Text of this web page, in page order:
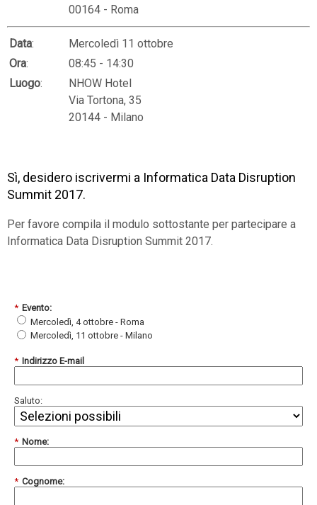
00164 - Roma
Data:
Mercoledì 11 ottobre
Ora:
08:45 - 14:30
Luogo:
NHOW Hotel
Via Tortona, 35
20144 - Milano
Sì, desidero iscrivermi a Informatica Data Disruption
Summit 2017.
Per favore compila il modulo sottostante per partecipare a
Informatica Data Disruption Summit 2017.
* Evento:
Mercoledì, 4 ottobre - Roma
Mercoledì, 11 ottobre - Milano
* Indirizzo E-mail
Saluto:
* Nome:
* Cognome: